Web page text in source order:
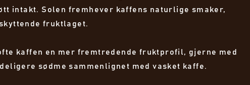
intakt. Solen fremhever kaffens naturlige smaker,
fruktlaget.
kaffen en mer fremtredende fruktprofil, gjerne med
sødme sammenlignet med vasket kaffe.